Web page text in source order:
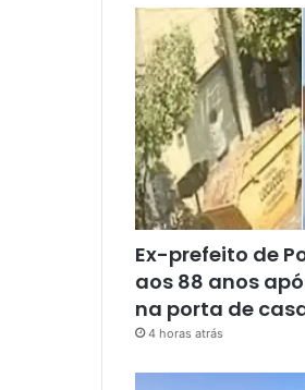
Ex-prefeito de
aos 88 anos
na porta de
4 horas atrás